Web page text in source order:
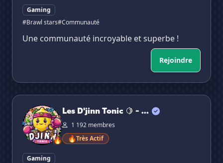
Gaming
#Brawl stars#Communauté
Une communauté incroyable et superbe !
Rejoindre
Les D'jinn Tonic 🍋 - Brawl Stars
🔥
Les D'jinn Tonic 🍋 - ...
1 192 membres
🔥Très Actif
Gaming